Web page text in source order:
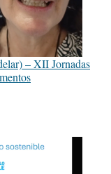
– XII Jornadas